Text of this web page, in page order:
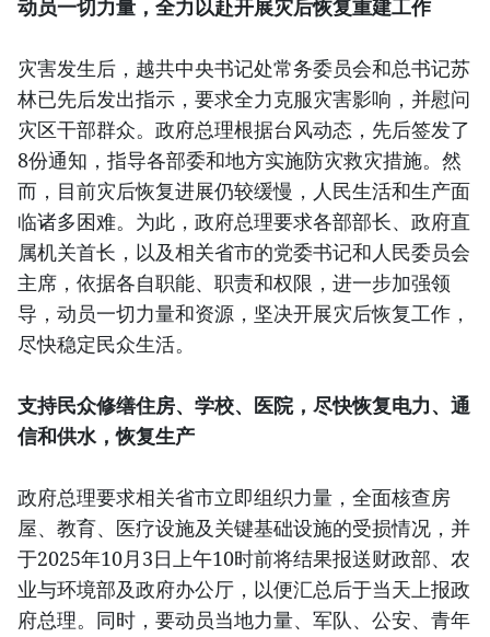
动员一切力量，全力以赴开展灾后恢复重建工作
灾害发生后，越共中央书记处常务委员会和总书记苏
林已先后发出指示，要求全力克服灾害影响，并慰问
灾区干部群众。政府总理根据台风动态，先后签发了
8份通知，指导各部委和地方实施防灾救灾措施。然
而，目前灾后恢复进展仍较缓慢，人民生活和生产面
临诸多困难。为此，政府总理要求各部部长、政府直
属机关首长，以及相关省市的党委书记和人民委员会
主席，依据各自职能、职责和权限，进一步加强领
导，动员一切力量和资源，坚决开展灾后恢复工作，
尽快稳定民众生活。
支持民众修缮住房、学校、医院，尽快恢复电力、通
信和供水，恢复生产
政府总理要求相关省市立即组织力量，全面核查房
屋、教育、医疗设施及关键基础设施的受损情况，并
于2025年10月3日上午10时前将结果报送财政部、农
业与环境部及政府办公厅，以便汇总后于当天上报政
府总理。同时，要动员当地力量、军队、公安、青年